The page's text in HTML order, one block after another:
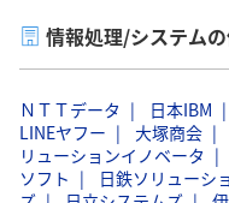
情報処理/システム
ＮＴＴデータ 日本IBM
LINEヤフー
大塚商会
リューションイノベータ
ソフト
日鉄ソリューシ